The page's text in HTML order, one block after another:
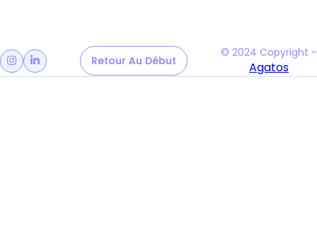
© 2024 Copyright -
Agatos
  Retour Au Début
Retour Au Début